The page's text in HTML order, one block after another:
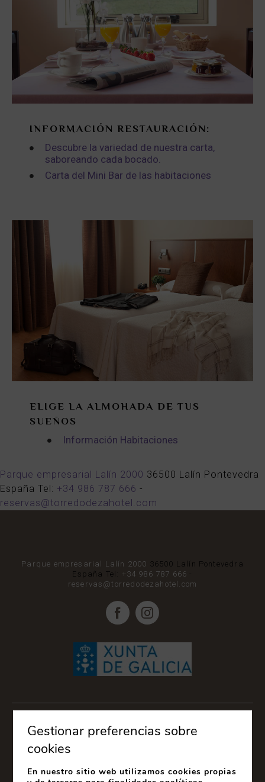
INFORMACIÓN RESTAURACIÓN:
Descubre la variedad de nuestra carta,
saboreando cada bocado.
Carta del Mini Bar de las habitaciones
ELIGE LA ALMOHADA DE TUS
SUEÑOS
Información Habitaciones
Parque empresarial Lalín 2000 36500 Lalín Pontevedra
España Tel: +34 986 787 666 -
reservas@torredodezahotel.com
Parque empresarial Lalín 2000 36500 Lalín Pontevedra
España Tel: +34 986 787 666 -
reservas@torredodezahotel.com
Gestionar preferencias sobre
cookies
En nuestro sitio web utilizamos cookies propias